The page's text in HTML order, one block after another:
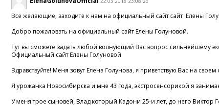
Все желающие, заходите к нам на официальный сайт сайт Елены
Добро пожаловать на официальный сайт Елены Голуновой.
Тут вы сможете задать любой волнующий Вас вопрос сильнейшему
Официальный сайт Елены Голуновой
Здравствуйте! Меня зовут Елена Голунова, я приветствую Вас на
Я урожанка Новосибирска и мне 43 года, экстросенсорикой я
У меня трое сыновей, Влад который Кадони 25-и лет, до него